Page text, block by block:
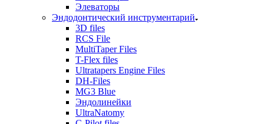
Элеваторы
Эндодонтический инструментарий
3D files
RCS File
MultiTaper Files
T-Flex files
Ultratapers Engine Files
DH-Files
MG3 Blue
Эндолинейки
UltraNatomy